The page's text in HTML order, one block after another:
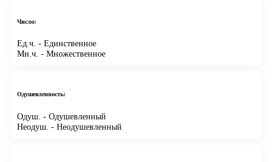
Число:
Ед.ч. - Единственное
Мн.ч. - Множественное
Одушевленность:
Одуш. - Одушевленный
Неодуш. - Неодушевленный